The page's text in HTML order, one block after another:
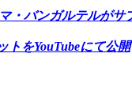
・バンガルテルがサ
トをYouTubeにて公開